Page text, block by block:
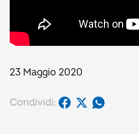
23 Maggio 2020
Condividi: